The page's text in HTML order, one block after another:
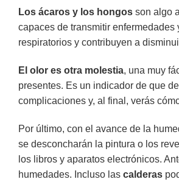
Los ácaros y los hongos son algo
capaces de transmitir
respiratorios y contribuyen a
El olor es otra molestia, una muy
presentes. Es un indicador de que
complicaciones y, al final, verás
Por último, con el avance de la
se desconcharán la pintura o los
los libros y aparatos electrónicos.
humedades. Incluso las calderas